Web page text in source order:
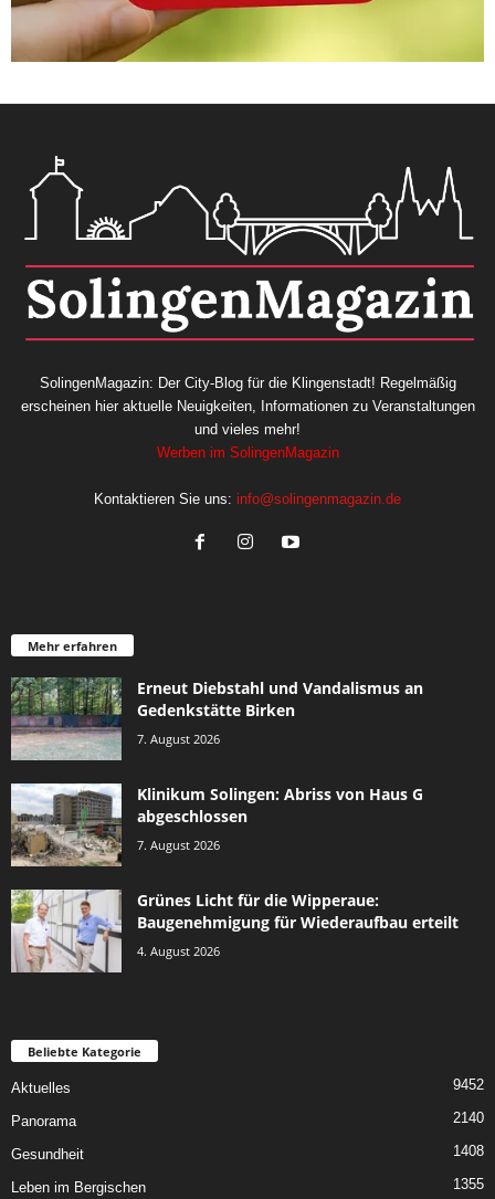
SolingenMagazin: Der City-Blog für die Klingenstadt! Regelmäßig
erscheinen hier aktuelle Neuigkeiten, Informationen zu Veranstaltungen
und vieles mehr!
Werben im SolingenMagazin
Kontaktieren Sie uns: info@solingenmagazin.de
Mehr erfahren
Erneut Diebstahl und Vandalismus an
Gedenkstätte Birken
7. August 2026
Klinikum Solingen: Abriss von Haus G
abgeschlossen
7. August 2026
Grünes Licht für die Wipperaue:
Baugenehmigung für Wiederaufbau erteilt
4. August 2026
Beliebte Kategorie
Aktuelles 9452
Panorama 2140
Gesundheit 1408
Leben im Bergischen 1355